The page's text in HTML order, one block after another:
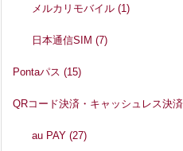
メルカリモバイル(1)
日本通信SIM(7)
Pontaパス (15)
QRコード決済・キャッシュレス決済
au PAY(27)